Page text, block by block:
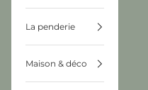
La penderie
Maison & déco